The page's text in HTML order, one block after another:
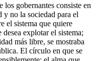
gobernantes consiste en
y no la sociedad para el
el sistema que quiere
explotar el sistema;
más libre, se mostraba
El círculo en que se